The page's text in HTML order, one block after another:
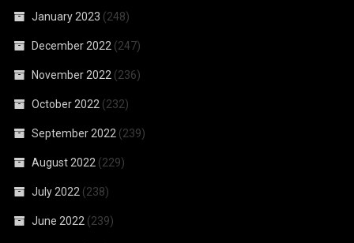
January 2023 (248)
December 2022 (247)
November 2022 (236)
October 2022 (232)
September 2022 (239)
August 2022 (229)
July 2022 (238)
June 2022 (239)